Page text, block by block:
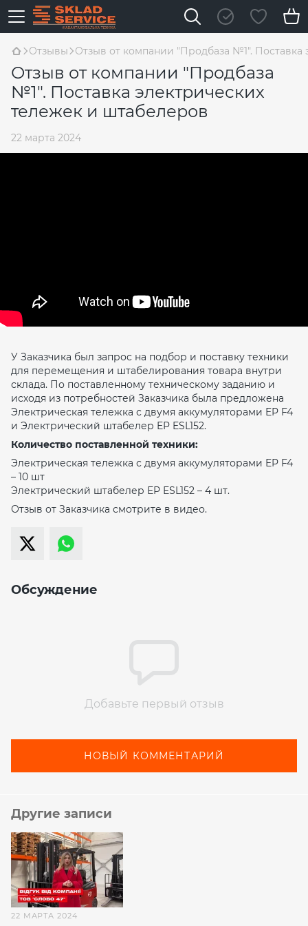
Отзывы Отзыв от компании "Продбаза №1".
Отзыв от компании "Продбаза
№1". Поставка электрических
тележек и штабелеров
22 марта 2024
У Заказчика был запрос на подбор и поставку техники
для перемещения и штабелирования товара внутри
склада. По поставленному техническому заданию и
исходя из потребностей Заказчика была предложена
Электрическая тележка с двумя аккумуляторами EP F4
и Электрический штабелер EP ESL152.
Количество поставленной техники:
Электрическая тележка с двумя аккумуляторами EP F4
– 10 шт
Электрический штабелер EP ESL152 – 4 шт.
Отзыв от Заказчика смотрите в видео.
Обсуждение
Добавьте первый отзыв
НОВЫЙ КОММЕНТАРИЙ
Другие записи
22 МАРТА 2024